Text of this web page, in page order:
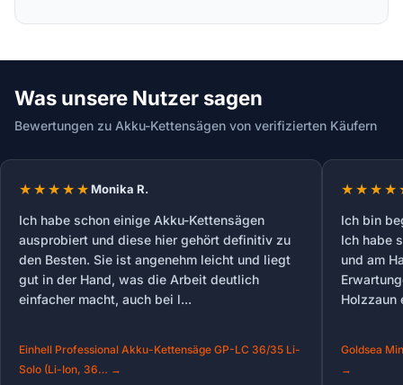
Was unsere Nutzer sagen
Bewertungen zu Akku-Kettensägen von verifizierten Käufern
Monika R.
Ich habe schon einige Akku-Kettensägen
ausprobiert und diese hier gehört definitiv zu
den Besten. Sie ist angenehm leicht und liegt
gut in der Hand, was die Arbeit deutlich
einfacher macht, auch bei l...
Einhell Professional Akku-Kettensäge GP-LC 36/35 Li-
Solo (Li-Ion, 36… →
Ich bin
Ich habe
und am
Holzzaun
Goldsea
→